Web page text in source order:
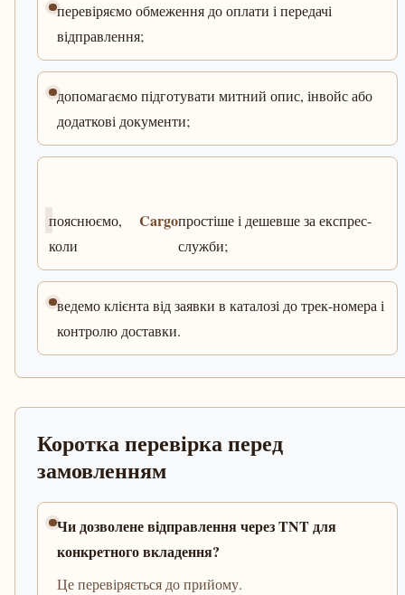
перевіряємо обмеження до оплати і передачі
відправлення;
допомагаємо підготувати митний опис, інвойс або
додаткові документи;
пояснюємо,
коли
Cargoпростіше і дешевше за експрес-
служби;
ведемо клієнта від заявки в каталозі до трек-номера і
контролю доставки.
Коротка перевірка перед
замовленням
Чи дозволене відправлення через TNT для
конкретного вкладення?
Це перевіряється до прийому.